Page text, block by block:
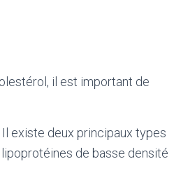
il est important de
existe deux principaux types
de basse densité